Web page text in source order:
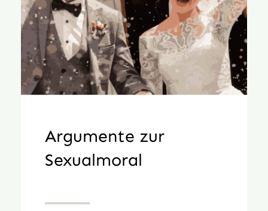
Argumente zur
Sexualmoral